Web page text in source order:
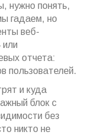
нужно понять,
гадаем, но
веб-
или
отчета:
пользователей.
и куда
блок с
без
никто не